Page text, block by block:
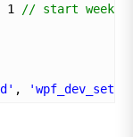
1
// start week on
,